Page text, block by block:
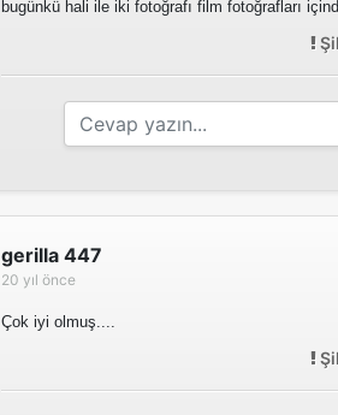
bugünkü hali ile iki fotoğrafı film fotoğrafları
gerilla 447
20 yıl önce
Çok iyi olmuş....